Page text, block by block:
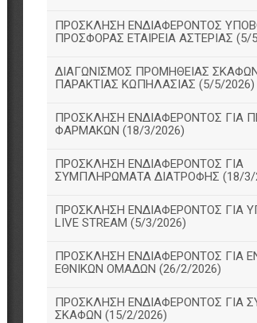
ΠΡΟΣΚΛΗΣΗ ΕΝΔΙΑΦΕΡΟΝΤΟΣ
ΠΡΟΣΦΟΡΑΣ ΕΤΑΙΡΕΙΑ ΑΣΤΕΡΙΑΣ (5/
ΔΙΑΓΩΝΙΣΜΟΣ ΠΡΟΜΗΘΕΙΑΣ
ΠΑΡΑΚΤΙΑΣ ΚΩΠΗΛΑΣΙΑΣ (5/5/2026)
ΠΡΟΣΚΛΗΣΗ ΕΝΔΙΑΦΕΡΟΝΤΟΣ ΓΙΑ
ΦΑΡΜΑΚΩΝ (18/3/2026)
ΠΡΟΣΚΛΗΣΗ ΕΝΔΙΑΦΕΡΟΝΤΟΣ ΓΙΑ
ΣΥΜΠΛΗΡΩΜΑΤΑ ΔΙΑΤΡΟΦΗΣ (18/3/
ΠΡΟΣΚΛΗΣΗ ΕΝΔΙΑΦΕΡΟΝΤΟΣ ΓΙΑ
LIVE STREAM (5/3/2026)
ΠΡΟΣΚΛΗΣΗ ΕΝΔΙΑΦΕΡΟΝΤΟΣ ΓΙΑ
ΕΘΝΙΚΩΝ ΟΜΑΔΩΝ (26/2/2026)
ΠΡΟΣΚΛΗΣΗ ΕΝΔΙΑΦΕΡΟΝΤΟΣ ΓΙΑ
ΣΚΑΦΩΝ (15/2/2026)